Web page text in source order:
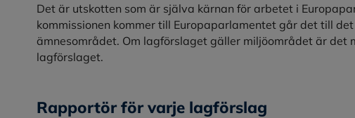
Det är utskotten som är själva kärnan för arbetet i
kommissionen kommer till Europaparlamentet går det till
ämnesområdet. Om lagförslaget gäller miljöområdet är det
lagförslaget.
Rapportör för varje lagförslag